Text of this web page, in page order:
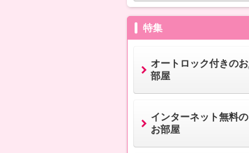
特集
オートロック付きのお
部屋
インターネット無料の
お部屋